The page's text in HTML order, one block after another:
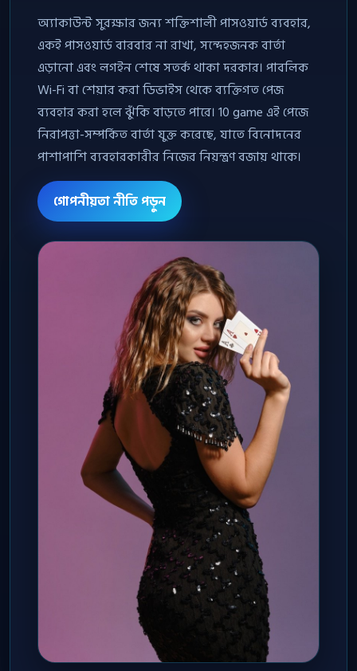
অ্যাকাউন্ট সুরক্ষার জন্য শক্তিশালী পাসওয়ার্ড ব্যবহার,
একই পাসওয়ার্ড বারবার না রাখা, সন্দেহজনক বার্তা
এড়ানো এবং লগইন শেষে সতর্ক থাকা দরকার। পাবলিক
Wi-Fi বা শেয়ার করা ডিভাইস থেকে ব্যক্তিগত পেজ
ব্যবহার করা হলে ঝুঁকি বাড়তে পারে। 10 game এই পেজে
নিরাপত্তা-সম্পর্কিত বার্তা যুক্ত করেছে, যাতে বিনোদনের
পাশাপাশি ব্যবহারকারীর নিজের নিয়ন্ত্রণ বজায় থাকে।
গোপনীয়তা নীতি পড়ুন